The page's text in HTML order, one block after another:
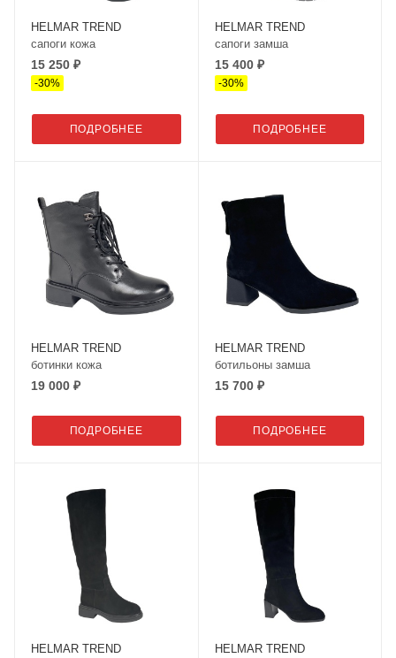
HELMAR TREND
сапоги кожа
15 250 ₽
-30%
ПОДРОБНЕЕ
HELMAR TREND
сапоги замша
15 400 ₽
-30%
ПОДРОБНЕЕ
HELMAR TREND
ботинки кожа
19 000 ₽
ПОДРОБНЕЕ
HELMAR TREND
ботильоны замша
15 700 ₽
ПОДРОБНЕЕ
HELMAR TREND
HELMAR TREND